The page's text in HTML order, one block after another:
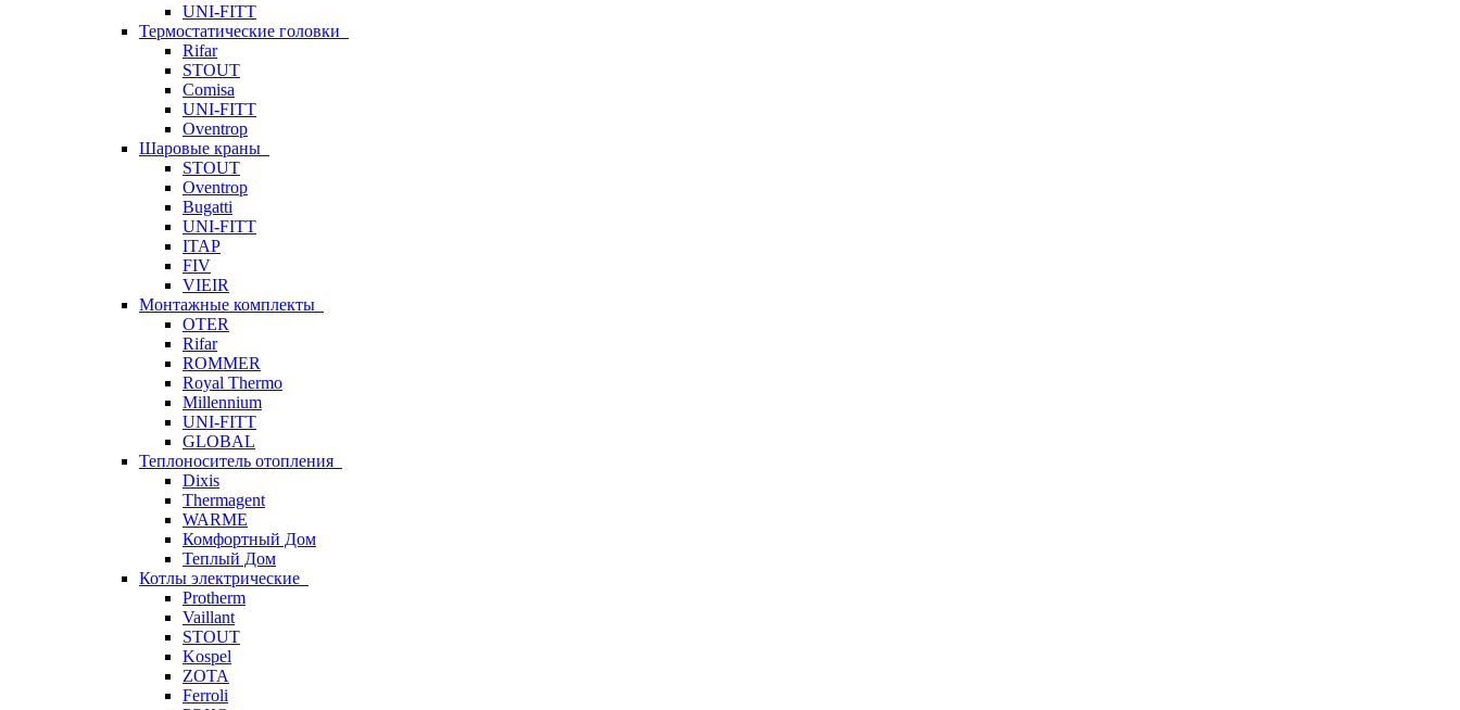
UNI-FITT
Термостатические головки
Rifar
STOUT
Comisa
UNI-FITT
Oventrop
Шаровые краны
STOUT
Oventrop
Bugatti
UNI-FITT
ITAP
FIV
VIEIR
Монтажные комплекты
OTER
Rifar
ROMMER
Royal Thermo
Millennium
UNI-FITT
GLOBAL
Теплоноситель отопления
Dixis
Thermagent
WARME
Комфортный Дом
Теплый Дом
Котлы электрические
Protherm
Vaillant
STOUT
Kospel
ZOTA
Ferroli